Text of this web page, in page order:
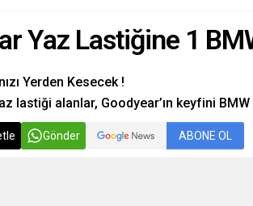
Yaz Lastiğine 1
Yerden Kesecek !
lastiği alanlar, Goodyear’ın keyfini
Gönder ABONE OL